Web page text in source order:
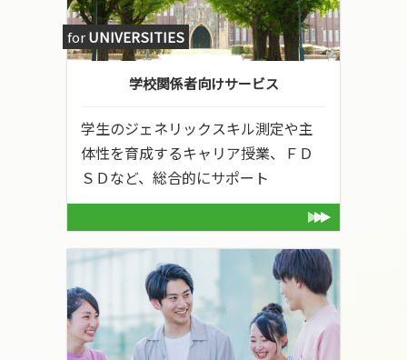
学校関係者向けサービス
学生のジェネリックスキル測定や主
体性を育成するキャリア授業、ＦＤ
ＳＤなど、総合的にサポート
forUNIVERSITIES